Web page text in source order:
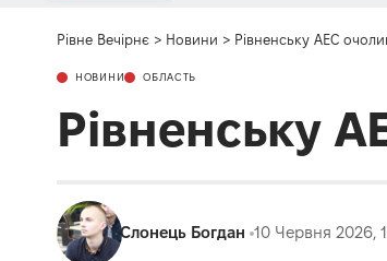
Рівне Вечірнє > Новини > Рівненську АЕС
НОВИНИ ОБЛАСТЬ
Рівненську
Слонець Богдан 10 Червня 2026,